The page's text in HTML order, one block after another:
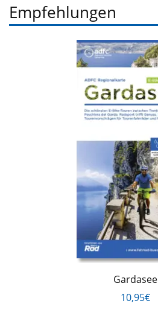
Empfehlungen
Gardasee
10,95€